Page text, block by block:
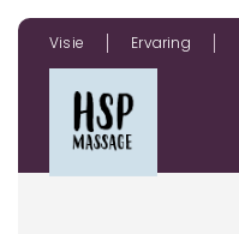
Visie Ervaring